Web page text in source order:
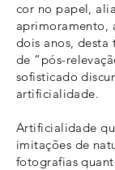
cor no papel,
aprimoramento,
dois anos, desta
de “pós-
sofisticado
artificialidade.
Artificialidade
imitações de
fotografias